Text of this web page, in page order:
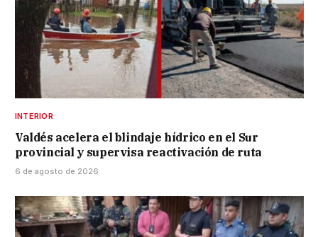
INTERIOR
Valdés acelera el blindaje hídrico en el Sur
provincial y supervisa reactivación de ruta
6 de agosto de 2026